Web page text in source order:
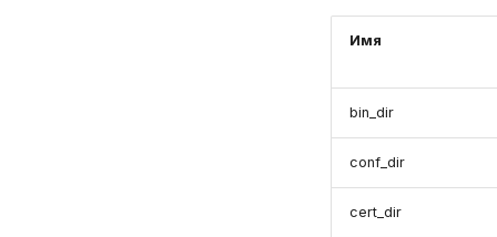
Имя
bin_dir
conf_dir
cert_dir